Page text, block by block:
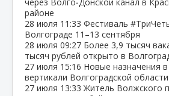
районе
28 июля 11:33 Фестиваль
Волгограде 11–13 сентября
28 июля 09:27 Более 3,9 тысяч
тысяч рублей открыто в
27 июля 15:16 Новые назначения
вертикали Волгоградской области
27 июля 13:33 Житель Волжского